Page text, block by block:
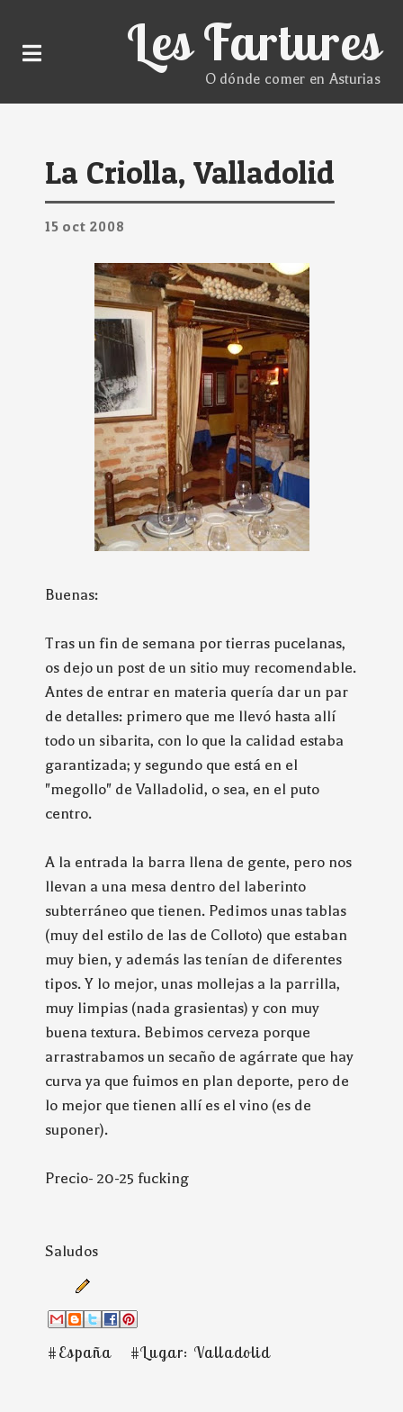
Les Fartures
O dónde comer en Asturias
La Criolla, Valladolid
15 oct 2008
Buenas:
Tras un fin de semana por tierras pucelanas,
os dejo un post de un sitio muy recomendable.
Antes de entrar en materia quería dar un par
de detalles: primero que me llevó hasta allí
todo un sibarita, con lo que la calidad estaba
garantizada; y segundo que está en el
"megollo" de Valladolid, o sea, en el puto
centro.
A la entrada la barra llena de gente, pero nos
llevan a una mesa dentro del laberinto
subterráneo que tienen. Pedimos unas tablas
(muy del estilo de las de Colloto) que estaban
muy bien, y además las tenían de diferentes
tipos. Y lo mejor, unas mollejas a la parrilla,
muy limpias (nada grasientas) y con muy
buena textura. Bebimos cerveza porque
arrastrabamos un secaño de agárrate que hay
curva ya que fuimos en plan deporte, pero de
lo mejor que tienen allí es el vino (es de
suponer).
Precio- 20-25 fucking
Saludos
#España #Lugar: Valladolid